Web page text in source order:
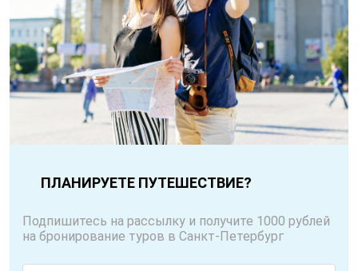
ПЛАНИРУЕТЕ ПУТЕШЕСТВИЕ?
Подпишитесь на рассылку и получите 1000 рублей
на бронирование туров в Санкт-Петербург